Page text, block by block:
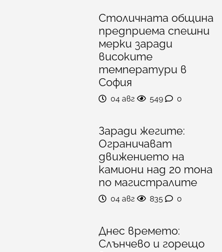
Столичната община
предприема спешни
мерки заради
високите
температури в
София
04 авг 549 0
Заради жегите:
Ограничават
движението на
камиони над 20 тона
по магистралите
04 авг 835 0
Днес времето:
Слънчево и горещо